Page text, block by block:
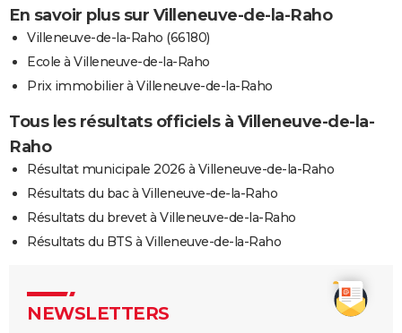
En savoir plus sur Villeneuve-de-la-Raho
Villeneuve-de-la-Raho (66180)
Ecole à Villeneuve-de-la-Raho
Prix immobilier à Villeneuve-de-la-Raho
Tous les résultats officiels à Villeneuve-de-la-
Raho
Résultat municipale 2026 à Villeneuve-de-la-Raho
Résultats du bac à Villeneuve-de-la-Raho
Résultats du brevet à Villeneuve-de-la-Raho
Résultats du BTS à Villeneuve-de-la-Raho
NEWSLETTERS